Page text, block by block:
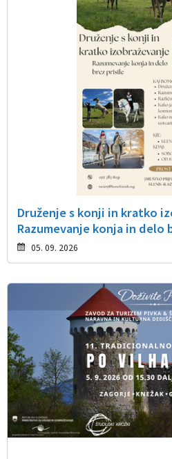
Druženje s konji in kratko
Razumevanje konja in delo
05. 09. 2026